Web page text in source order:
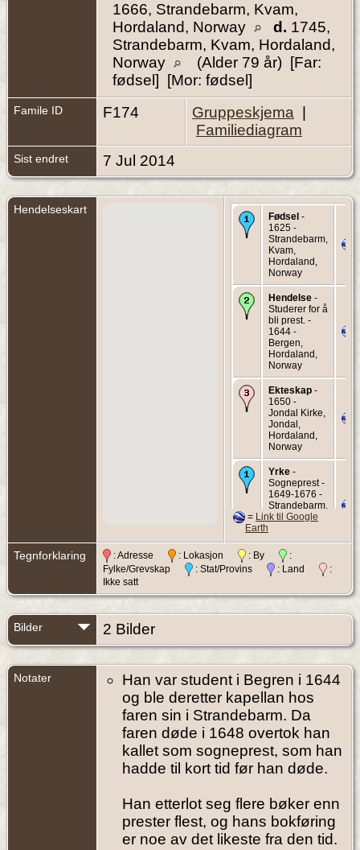
1666, Strandebarm, Kvam,
Hordaland, Norway
d. 1745,
Strandebarm, Kvam, Hordaland,
Norway
(Alder 79 år) [Far:
fødsel] [Mor: fødsel]
Famile ID F174 Gruppeskjema
Familiediagram
Sist endret 7 Jul 2014
Hendelseskart
Fødsel -
1625 -
Strandebarm,
Kvam,
Hordaland,
Norway
Hendelse -
Studerer for å
bli prest. -
1644 -
Bergen,
Hordaland,
Norway
Ekteskap -
1650 -
Jondal Kirke,
Jondal,
Hordaland,
Norway
Yrke -
Sogneprest -
1649-1676 -
Strandebarm,
Kvam,
Norway
Bosatt- -
Ivarhus,
Hordaland,
Strandebarm,
Hordaland,
Norway
Begravelse
16 Mai 1676
Strandebarm
Kirke, Kvam,
Hordaland,
Norway
= Link til Google
Earth
Tegnforklaring : Adresse : Lokasjon : By
:
Fylke/Grevskap
: Stat/Provins : Land
:
Ikke satt
Bilder 2 Bilder
Notater
Han var student i Begren i 1644
og ble deretter kapellan hos
faren sin i Strandebarm. Da
faren døde i 1648 overtok han
kallet som sogneprest, som han
hadde til kort tid før han døde.
Han etterlot seg flere bøker enn
prester flest, og hans bokføring
er noe av det likeste fra den tid.